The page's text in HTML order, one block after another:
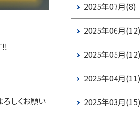
‼️
しくお願い
2025年07月(8)
2025年06月(12)
2025年05月(12)
2025年04月(11)
2025年03月(15)